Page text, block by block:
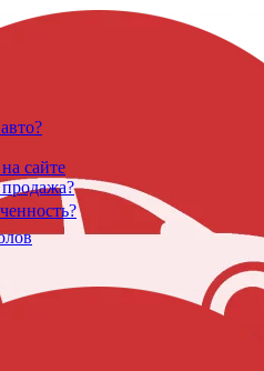
сайте
продажа?